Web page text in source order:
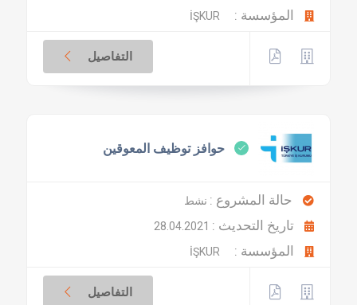
المؤسسة :
التفاصيل
حوافز توظيف المعوقين
حالة المشروع : نشط
تاريخ التحديث :
المؤسسة :
التفاصيل